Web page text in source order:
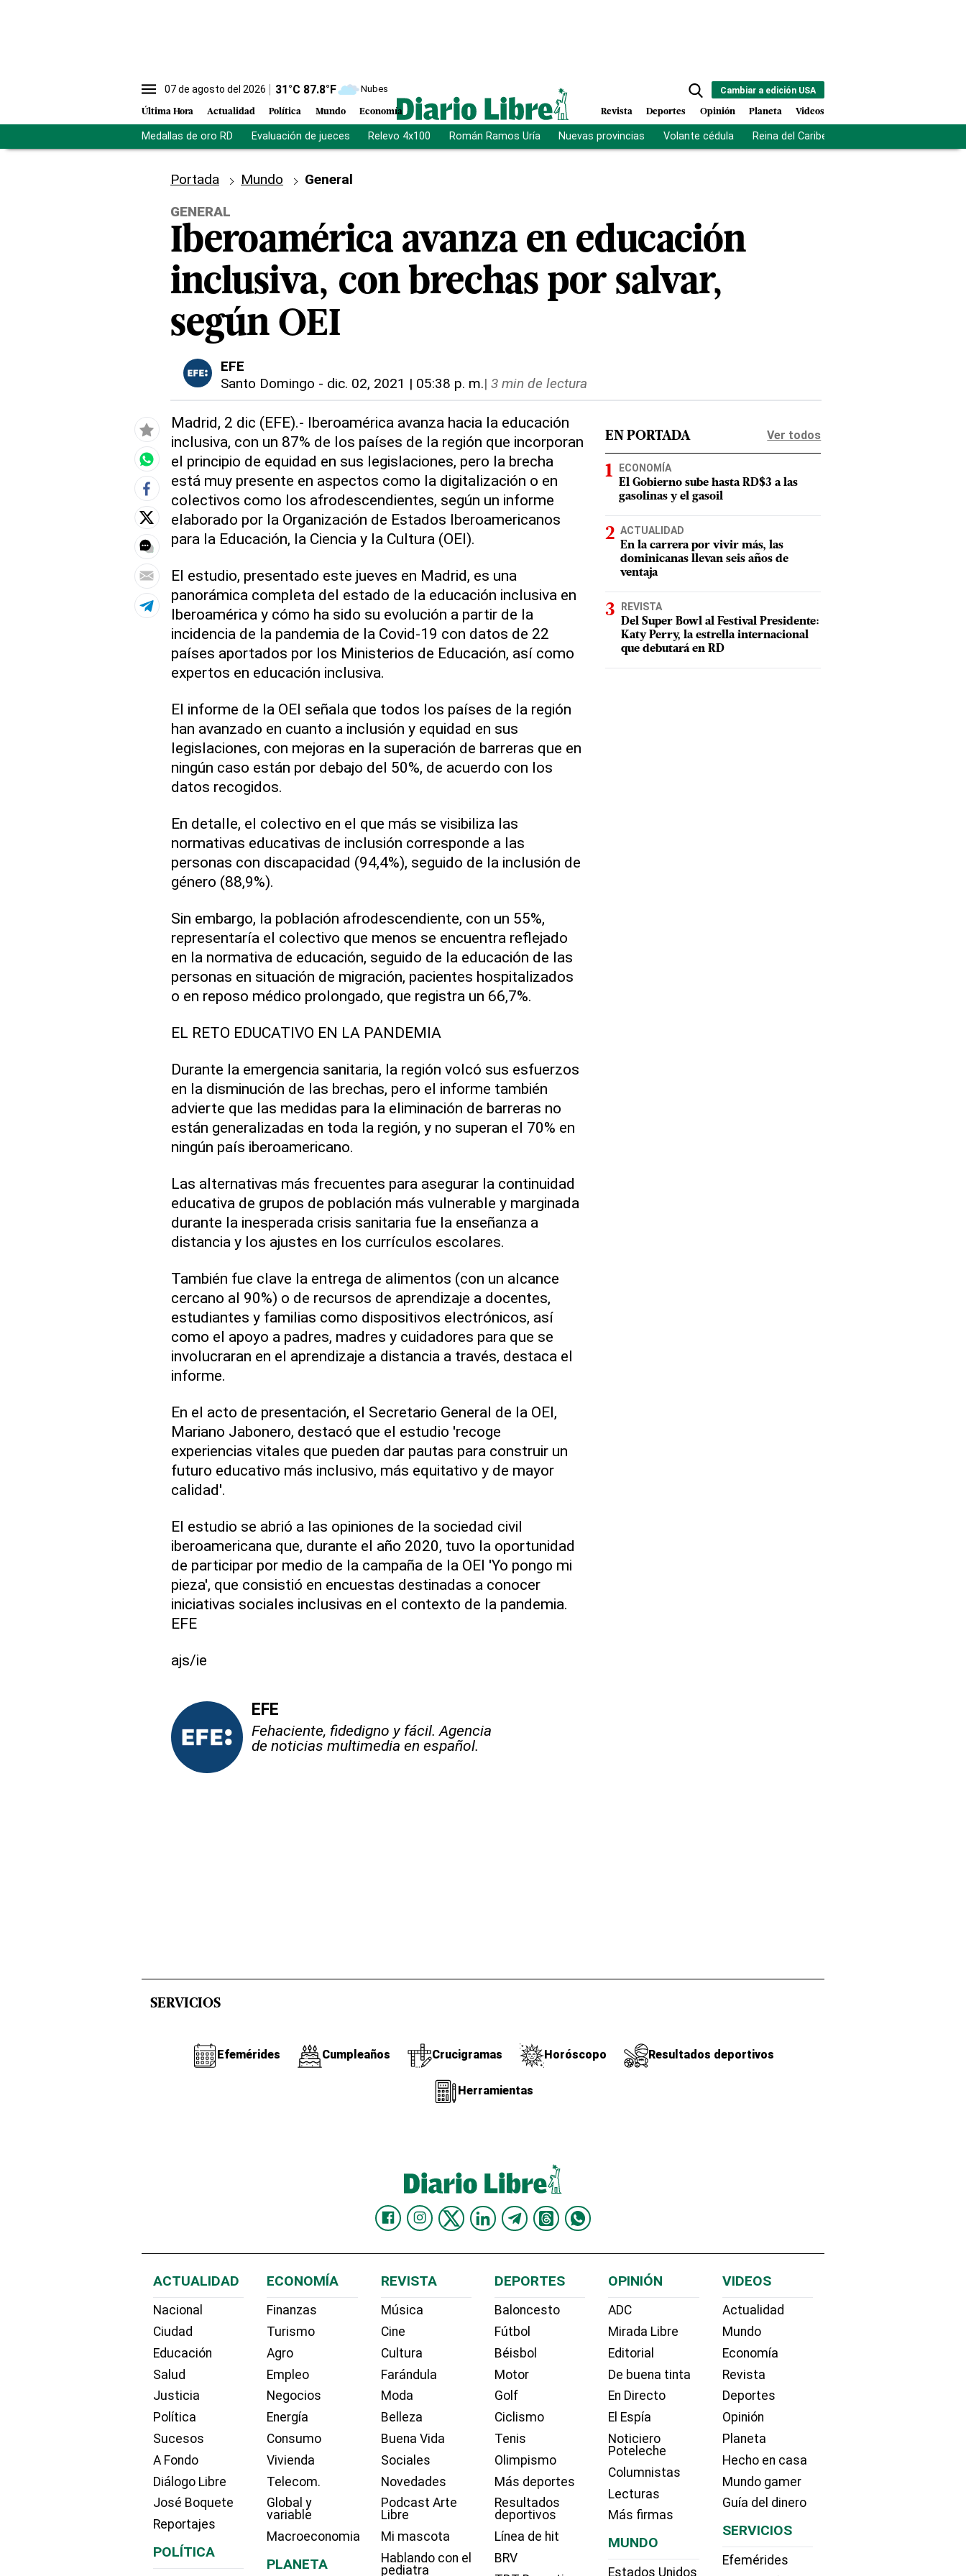
07 de agosto del 2026 31°C 87.8°F Nubes
Última Hora Actualidad Política Mundo Economía
Cambiar a edición USA
Revista Deportes Opinión Planeta Videos
Medallas de oro RD Evaluación de jueces Relevo 4x100 Román Ramos Uría Nuevas provincias Volante cédula Reina del Caribe
Portada Mundo
General
GENERAL
Iberoamérica avanza en educación
inclusiva, con brechas por salvar,
según OEI
EFE
Santo Domingo - dic. 02, 2021 | 05:38 p. m.| 3 min de lectura
Madrid, 2 dic (EFE).- Iberoamérica avanza hacia la educación
inclusiva, con un 87% de los países de la región que incorporan
el principio de equidad en sus legislaciones, pero la brecha
está muy presente en aspectos como la digitalización o en
colectivos como los afrodescendientes, según un informe
elaborado por la Organización de Estados Iberoamericanos
para la Educación, la Ciencia y la Cultura (OEI).
El estudio, presentado este jueves en Madrid, es una
panorámica completa del estado de la educación inclusiva en
Iberoamérica y cómo ha sido su evolución a partir de la
incidencia de la pandemia de la Covid-19 con datos de 22
países aportados por los Ministerios de Educación, así como
expertos en educación inclusiva.
El informe de la OEI señala que todos los países de la región
han avanzado en cuanto a inclusión y equidad en sus
legislaciones, con mejoras en la superación de barreras que en
ningún caso están por debajo del 50%, de acuerdo con los
datos recogidos.
En detalle, el colectivo en el que más se visibiliza las
normativas educativas de inclusión corresponde a las
personas con discapacidad (94,4%), seguido de la inclusión de
género (88,9%).
Sin embargo, la población afrodescendiente, con un 55%,
representaría el colectivo que menos se encuentra reflejado
en la normativa de educación, seguido de la educación de las
personas en situación de migración, pacientes hospitalizados
o en reposo médico prolongado, que registra un 66,7%.
EL RETO EDUCATIVO EN LA PANDEMIA
Durante la emergencia sanitaria, la región volcó sus esfuerzos
en la disminución de las brechas, pero el informe también
advierte que las medidas para la eliminación de barreras no
están generalizadas en toda la región, y no superan el 70% en
ningún país iberoamericano.
Las alternativas más frecuentes para asegurar la continuidad
educativa de grupos de población más vulnerable y marginada
durante la inesperada crisis sanitaria fue la enseñanza a
distancia y los ajustes en los currículos escolares.
También fue clave la entrega de alimentos (con un alcance
cercano al 90%) o de recursos de aprendizaje a docentes,
estudiantes y familias como dispositivos electrónicos, así
como el apoyo a padres, madres y cuidadores para que se
involucraran en el aprendizaje a distancia a través, destaca el
informe.
En el acto de presentación, el Secretario General de la OEI,
Mariano Jabonero, destacó que el estudio 'recoge
experiencias vitales que pueden dar pautas para construir un
futuro educativo más inclusivo, más equitativo y de mayor
calidad'.
El estudio se abrió a las opiniones de la sociedad civil
iberoamericana que, durante el año 2020, tuvo la oportunidad
de participar por medio de la campaña de la OEI 'Yo pongo mi
pieza', que consistió en encuestas destinadas a conocer
iniciativas sociales inclusivas en el contexto de la pandemia.
EFE
ajs/ie
EFE
Fehaciente, fidedigno y fácil. Agencia
de noticias multimedia en español.
EN PORTADA Ver todos
ECONOMÍA
El Gobierno sube hasta RD$3 a las
gasolinas y el gasoil
ACTUALIDAD
En la carrera por vivir más, las
dominicanas llevan seis años de
ventaja
REVISTA
Del Super Bowl al Festival Presidente:
Katy Perry, la estrella internacional
que debutará en RD
SERVICIOS
Efemérides Cumpleaños Crucigramas Horóscopo Resultados deportivos
Herramientas
ACTUALIDAD
Nacional
Ciudad
Educación
Salud
Justicia
Política
Sucesos
A Fondo
Diálogo Libre
José Boquete
Reportajes
POLÍTICA
ECONOMÍA
Finanzas
Turismo
Agro
Empleo
Negocios
Energía
Consumo
Vivienda
Telecom.
Global y
variable
Macroeconomia
PLANETA
REVISTA
Música
Cine
Cultura
Farándula
Moda
Belleza
Buena Vida
Sociales
Novedades
Podcast Arte
Libre
Mi mascota
Hablando con el
pediatra
DEPORTES
Baloncesto
Fútbol
Béisbol
Motor
Golf
Ciclismo
Tenis
Olimpismo
Más deportes
Resultados
deportivos
Línea de hit
BRV
OPINIÓN
ADC
Mirada Libre
Editorial
De buena tinta
En Directo
El Espía
Noticiero
Poteleche
Columnistas
Lecturas
Más firmas
MUNDO
Estados Unidos
VIDEOS
Actualidad
Mundo
Economía
Revista
Deportes
Opinión
Planeta
Hecho en casa
Mundo gamer
Guía del dinero
SERVICIOS
Efemérides